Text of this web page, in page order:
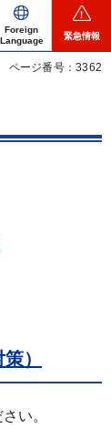
Foreign
Language
緊急情報
ページ番号：3362
）
い。